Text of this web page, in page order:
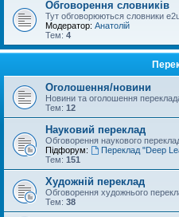
Обговорення словників
Тут обговорюються словники
Модератор: Анатолій
Тем: 4
Оголошення/новини
Новини та оголошення
Тем: 12
Науковий переклад
Обговорення наукового
Підфорум:
Переклад "Deep
Тем: 151
Художній переклад
Обговорення художнього
Тем: 38